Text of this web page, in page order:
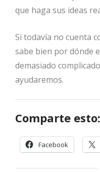
que haga sus ideas
Si todavía no cuenta
sabe bien por dónde
demasiado
ayudaremos.
Comparte esto:
Facebook